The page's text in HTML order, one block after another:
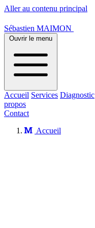
Aller au contenu principal
Sébastien MAIMON
Ouvrir le menu
Accueil Services Diagnostic
propos
Contact
Accueil